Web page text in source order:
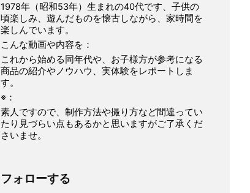
1978年（昭和53年）生まれの40代です、子供の
頃楽しみ、遊んだものを懐古しながら、家時間を
楽しんでいます。
こんな動画や内容を：
これから始める同年代や、お子様方が参考になる
商品の紹介やノウハウ、実体験をレポートしま
す。
※：
素人ですので、制作方法や撮り方など間違ってい
たり見づらい点もあるかと思いますがご了承くだ
さいませ。
フォローする